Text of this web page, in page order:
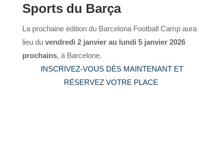
Sports du Barça
La prochaine édition du Barcelona Football Camp aura
lieu du vendredi 2 janvier au lundi 5 janvier 2026
prochains, à Barcelone.
INSCRIVEZ-VOUS DÈS MAINTENANT ET
RÉSERVEZ VOTRE PLACE